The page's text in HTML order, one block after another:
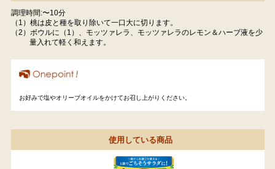
調理時間:〜10分
（1）桃は皮と種を取り除いて一口大に切ります。
（2）ボウルに（1）、モッツァレラ、モッツァレラのレモン＆ハーブ液を少
量入れて軽く和えます。
お好みで塩やオリーブオイルをかけてお召し上がりください。
使用している商品